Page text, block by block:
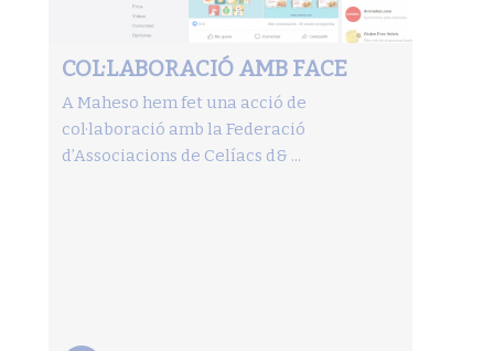
COL·LABORACIÓ AMB FACE
A Maheso hem fet una acció de
col·laboració amb la Federació
d’Associacions de Celíacs d& ...